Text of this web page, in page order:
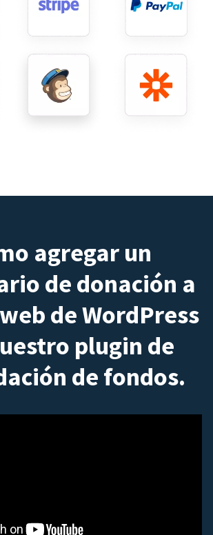
agregar un
de donación a
de WordPress
plugin de
de fondos.